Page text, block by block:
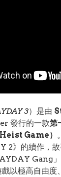
3）是由
發行的一款第
Game） 。
2》的續作，故
Gang」
以極高自由度